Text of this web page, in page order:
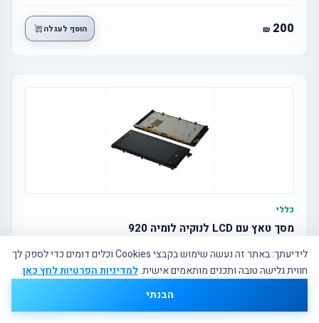
לידיעתך: באתר זה נעשה שימוש בקבצי Cookies וכלים דומים כדי לספק לך
חווית גלישה טובה ותכנים מותאמים אישית.למדיניות הפרטיות לחץ כאן.
הבנתי
200 הוסף לעגלה
כללי
מסך טאץ עם LCD לנוקיה לומיה 920
500 הוסף לעגלה